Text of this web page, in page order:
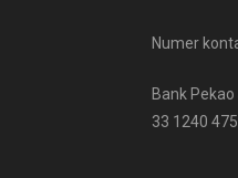
Numer
Bank Pekao
33 1240